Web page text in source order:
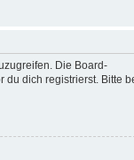
Die Board-
dich registrierst. Bitte